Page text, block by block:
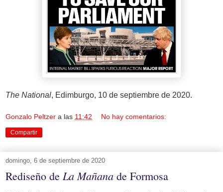
The National, Edimburgo, 10 de septiembre de 2020.
Gonzalo Peltzer a las 11:42 No hay comentarios:
Compartir
domingo, 6 de septiembre de 2020
Rediseño de La Mañana de Formosa